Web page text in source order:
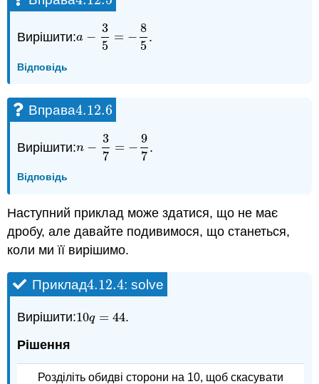
Вирішити:a −
3
5
= −
8
5
a −3 5= −85 .
Відповідь
Вправа4.12.6
4.12.6
Вирішити:n −
3
7
= −
9
7
n−3 7= −9 7 .
Відповідь
Наступний приклад може здатися, що не має
дробу, але давайте подивимося, що станеться,
коли ми її вирішимо.
Приклад4.12.4
4.12.4: solve
Вирішити:10q = 44
10q =44 .
Рішення
Розділіть обидві сторони на 10, щоб скасувати